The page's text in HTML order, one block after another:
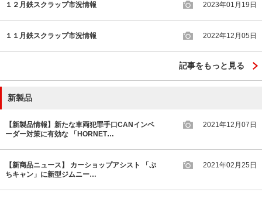
１２月鉄スクラップ市況情報 2023年01月19日
１１月鉄スクラップ市況情報 2022年12月05日
記事をもっと見る
新製品
【新製品情報】新たな車両犯罪手口CANインベ
ーダー対策に有効な 「HORNET…
2021年12月07日
【新商品ニュース】 カーショップアシスト 「ぷ
ちキャン」に新型ジムニー…
2021年02月25日